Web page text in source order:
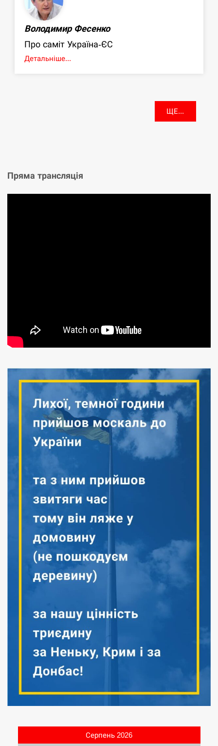
Володимир Фесенко
Про саміт Україна-ЄС
Детальніше...
ЩЕ...
Пряма трансляція
Серпень 2026